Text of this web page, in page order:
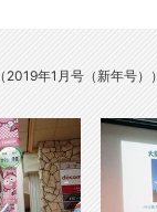
（2019年1月号（新年号））